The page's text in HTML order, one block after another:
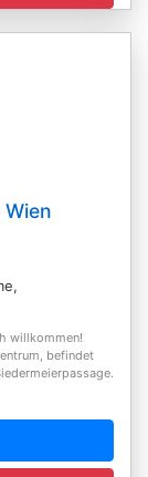
willkommen!
befindet